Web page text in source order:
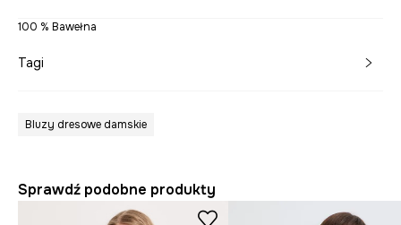
100 % Bawełna
Tagi
Bluzy dresowe damskie
Sprawdź podobne produkty